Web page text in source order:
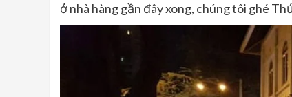
ở nhà hàng gần đây xong, chúng tôi ghé